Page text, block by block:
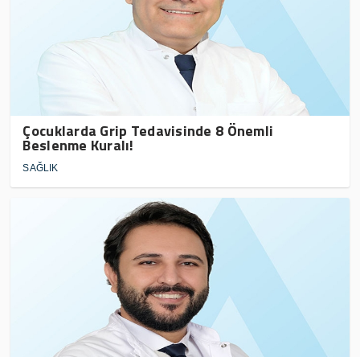
Çocuklarda Grip Tedavisinde 8 Önemli
Beslenme Kuralı!
SAĞLIK